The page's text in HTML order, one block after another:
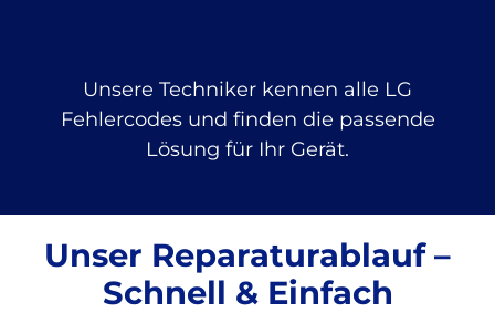
Unsere Techniker kennen alle LG
Fehlercodes und finden die passende
Lösung für Ihr Gerät.
Unser Reparaturablauf –
Schnell & Einfach